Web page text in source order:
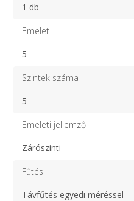
1 db
Emelet
5
Szintek száma
5
Emeleti jellemző
Zárószinti
Fűtés
Távfűtés egyedi méréssel